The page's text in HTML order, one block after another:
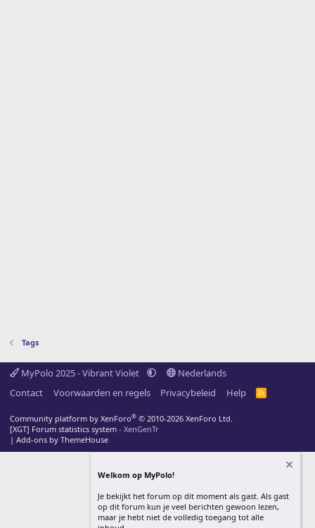
Tags
MyPolo 2025 - Vibrant Violet
Nederlands
Contact
Voorwaarden en regels Privacybeleid Help
R
S
Community platform by XenForo® © 2010-2026 XenForo Ltd.
[XGT] Forum statistics system - XenGenTr
| Add-ons by ThemeHouse
Welkom op MyPolo!
Je bekijkt het forum op dit moment als gast. Als gast
op dit forum kun je veel berichten gewoon lezen,
maar je hebt niet de volledig toegang tot alle